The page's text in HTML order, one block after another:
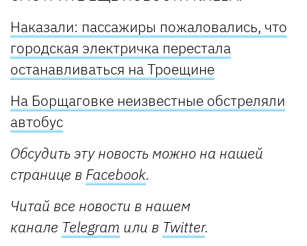
Наказали: пассажиры пожаловались, что
городская электричка перестала
останавливаться на Троещине
На Борщаговке неизвестные обстреляли
автобус
Обсудить эту новость можно на нашей
странице в Facebook.
Читай все новости в нашем
канале Telegram или в Twitter.